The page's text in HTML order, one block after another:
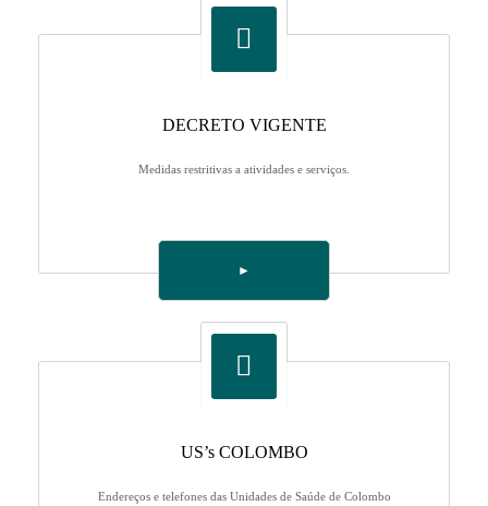
DECRETO VIGENTE
Medidas restritivas a atividades e serviços.
►
US’s COLOMBO
Endereços e telefones das Unidades de Saúde de Colombo